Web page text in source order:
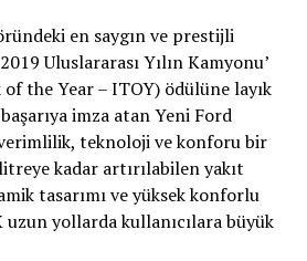
en saygın ve prestijli
Uluslararası Yılın Kamyonu’
the Year – ITOY) ödülüne layık
imza atan Yeni Ford
teknoloji ve konforu bir
kadar artırılabilen yakıt
tasarımı ve yüksek konforlu
yollarda kullanıcılara büyük